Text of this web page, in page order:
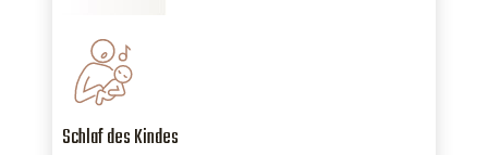
Schlaf des Kindes